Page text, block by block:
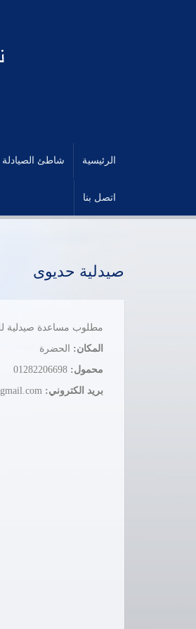
الرئيسية شاطئ الصيادلة
اتصل بنا
صيدلية حديوى
مطلوب مساعدة صيدلية
المكان:
الحضرة
محمول:
بريد الكتروني: